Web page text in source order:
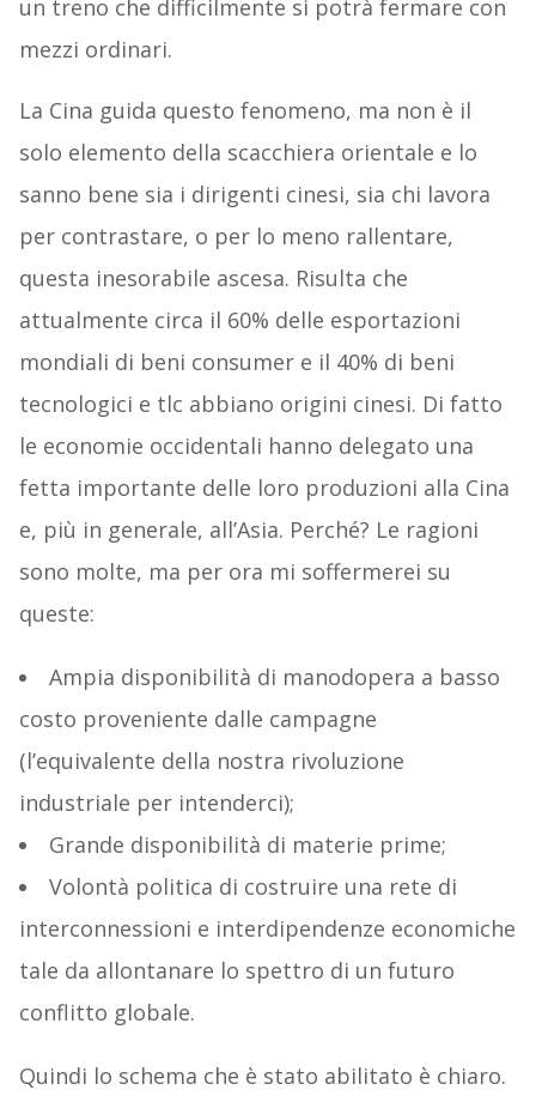
un treno che difficilmente si potrà fermare con
mezzi ordinari.
La Cina guida questo fenomeno, ma non è il
solo elemento della scacchiera orientale e lo
sanno bene sia i dirigenti cinesi, sia chi lavora
per contrastare, o per lo meno rallentare,
questa inesorabile ascesa. Risulta che
attualmente circa il 60% delle esportazioni
mondiali di beni consumer e il 40% di beni
tecnologici e tlc abbiano origini cinesi. Di fatto
le economie occidentali hanno delegato una
fetta importante delle loro produzioni alla Cina
e, più in generale, all’Asia. Perché? Le ragioni
sono molte, ma per ora mi soffermerei su
queste:
Ampia disponibilità di manodopera a basso
costo proveniente dalle campagne
(l’equivalente della nostra rivoluzione
industriale per intenderci);
Grande disponibilità di materie prime;
Volontà politica di costruire una rete di
interconnessioni e interdipendenze economiche
tale da allontanare lo spettro di un futuro
conflitto globale.
Quindi lo schema che è stato abilitato è chiaro.